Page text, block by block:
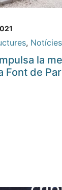
, Notícies
la
Font de